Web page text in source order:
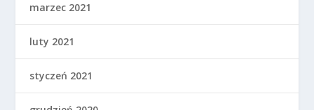
marzec 2021
luty 2021
styczeń 2021